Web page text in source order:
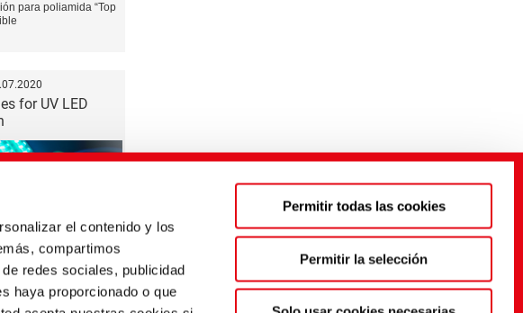
el contenido y los
compartimos
redes sociales, publicidad
haya proporcionado o que
Permitir todas las cookies
Permitir la selección
para poliamida “Top
for UV LED
encapsulants
for UV lig...